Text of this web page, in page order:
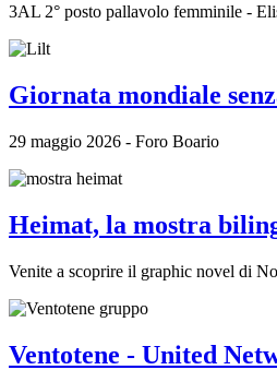
3AL 2° posto pallavolo femminile -
Giornata mondiale
29 maggio 2026 - Foro Boario
Heimat, la mostra
Venite a scoprire il graphic novel di
Ventotene - United